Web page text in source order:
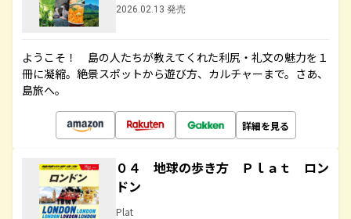
2026.02.13 発売
ようこそ！ 島の人たちが教えてくれた利尻・礼文の魅力を１
冊に凝縮。絶景スポットから遊び方、カルチャーまで。さあ、
島旅へ。
詳細を見る
０４ 地球の歩き方 Ｐｌａｔ ロン
ドン
Plat